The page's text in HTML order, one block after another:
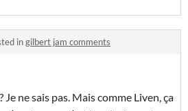
ingilbert jam comments
Je ne sais pas. Mais comme Liven, ça